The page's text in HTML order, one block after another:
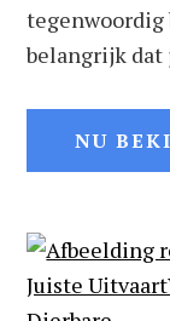
tegenwoordig
belangrijk dat
NU